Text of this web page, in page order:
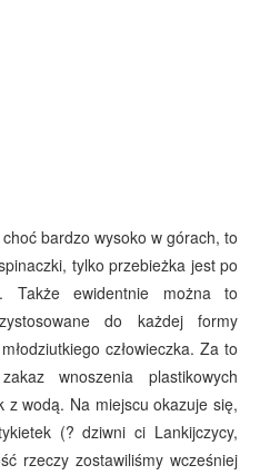
bardzo wysoko w górach, to
tylko przebieżka jest po
Także ewidentnie można to
do każdej formy
człowieczka. Za to
wnoszenia plastikowych
z wodą. Na miejscu okazuje się,
(? dziwni ci Lankijczycy,
rzeczy zostawiliśmy wcześniej